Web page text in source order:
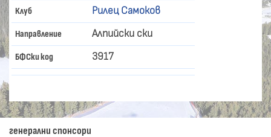
Клуб Рилец Самоков
Направление Алпийски ски
БФСки код 3917
генерални спонсори